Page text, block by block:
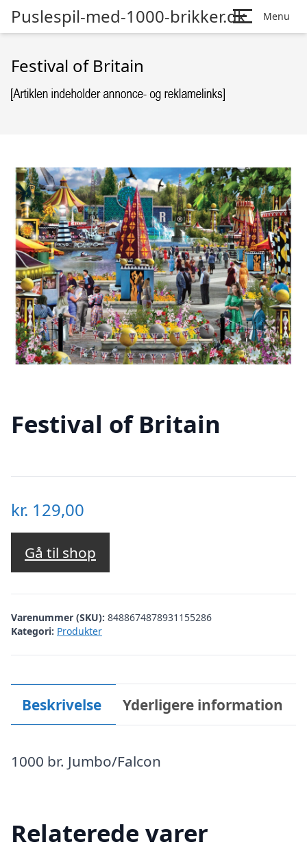
Puslespil-med-1000-brikker.dk Menu
Festival of Britain
Festival of Britain
kr. 129,00
Gå til shop
Varenummer (SKU): 8488674878931155286
Kategori: Produkter
Beskrivelse Yderligere information
1000 br. Jumbo/Falcon
Relaterede varer